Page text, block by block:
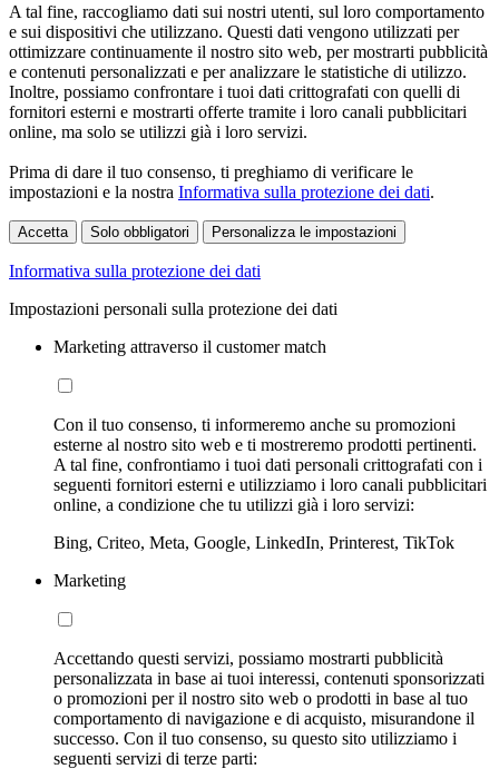
A tal fine, raccogliamo dati sui nostri utenti, sul loro comportamento
e sui dispositivi che utilizzano. Questi dati vengono utilizzati per
ottimizzare continuamente il nostro sito web, per mostrarti pubblicità
e contenuti personalizzati e per analizzare le statistiche di utilizzo.
Inoltre, possiamo confrontare i tuoi dati crittografati con quelli di
fornitori esterni e mostrarti offerte tramite i loro canali pubblicitari
online, ma solo se utilizzi già i loro servizi.
Prima di dare il tuo consenso, ti preghiamo di verificare le
impostazioni e la nostra Informativa sulla protezione dei dati.
Accetta Solo obbligatori Personalizza le impostazioni
Informativa sulla protezione dei dati
Impostazioni personali sulla protezione dei dati
Marketing attraverso il customer match
Con il tuo consenso, ti informeremo anche su promozioni
esterne al nostro sito web e ti mostreremo prodotti pertinenti.
A tal fine, confrontiamo i tuoi dati personali crittografati con i
seguenti fornitori esterni e utilizziamo i loro canali pubblicitari
online, a condizione che tu utilizzi già i loro servizi:
Bing, Criteo, Meta, Google, LinkedIn, Printerest, TikTok
Marketing
Accettando questi servizi, possiamo mostrarti pubblicità
personalizzata in base ai tuoi interessi, contenuti sponsorizzati
o promozioni per il nostro sito web o prodotti in base al tuo
comportamento di navigazione e di acquisto, misurandone il
successo. Con il tuo consenso, su questo sito utilizziamo i
seguenti servizi di terze parti: